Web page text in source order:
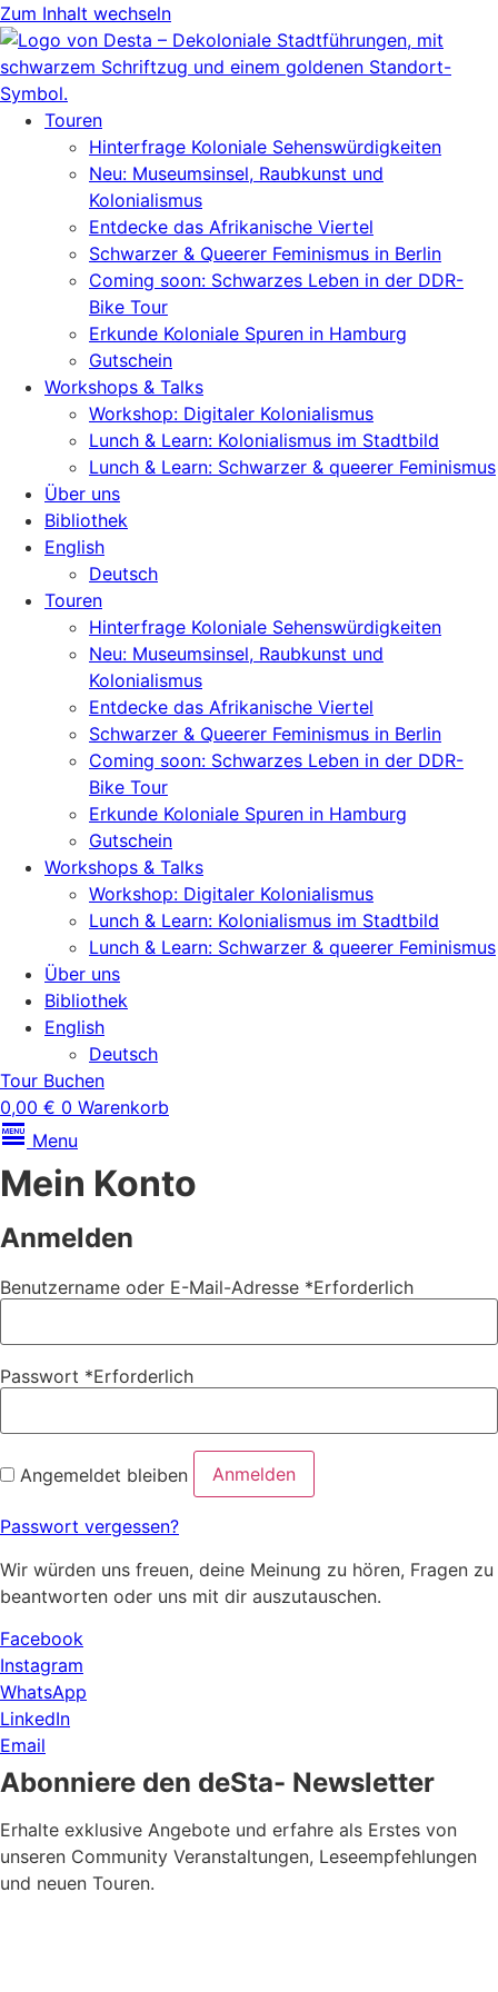
Zum Inhalt wechseln
Touren
Hinterfrage Koloniale Sehenswürdigkeiten
Neu: Museumsinsel, Raubkunst und
Kolonialismus
Entdecke das Afrikanische Viertel
Schwarzer & Queerer Feminismus in Berlin
Coming soon: Schwarzes Leben in der DDR-
Bike Tour
Erkunde Koloniale Spuren in Hamburg
Gutschein
Workshops & Talks
Workshop: Digitaler Kolonialismus
Lunch & Learn: Kolonialismus im Stadtbild
Lunch & Learn: Schwarzer & queerer Feminismus
Über uns
Bibliothek
English
Deutsch
Touren
Hinterfrage Koloniale Sehenswürdigkeiten
Neu: Museumsinsel, Raubkunst und
Kolonialismus
Entdecke das Afrikanische Viertel
Schwarzer & Queerer Feminismus in Berlin
Coming soon: Schwarzes Leben in der DDR-
Bike Tour
Erkunde Koloniale Spuren in Hamburg
Gutschein
Workshops & Talks
Workshop: Digitaler Kolonialismus
Lunch & Learn: Kolonialismus im Stadtbild
Lunch & Learn: Schwarzer & queerer Feminismus
Über uns
Bibliothek
English
Deutsch
Tour Buchen
0,00 € 0 Warenkorb
Menu
Mein Konto
Anmelden
Benutzername oder E-Mail-Adresse *Erforderlich
Passwort *Erforderlich
Angemeldet bleiben Anmelden
Passwort vergessen?
Wir würden uns freuen, deine Meinung zu hören, Fragen zu
beantworten oder uns mit dir auszutauschen.
Facebook
Instagram
WhatsApp
LinkedIn
Email
Abonniere den deSta- Newsletter
Erhalte exklusive Angebote und erfahre als Erstes von
unseren Community Veranstaltungen, Leseempfehlungen
und neuen Touren.